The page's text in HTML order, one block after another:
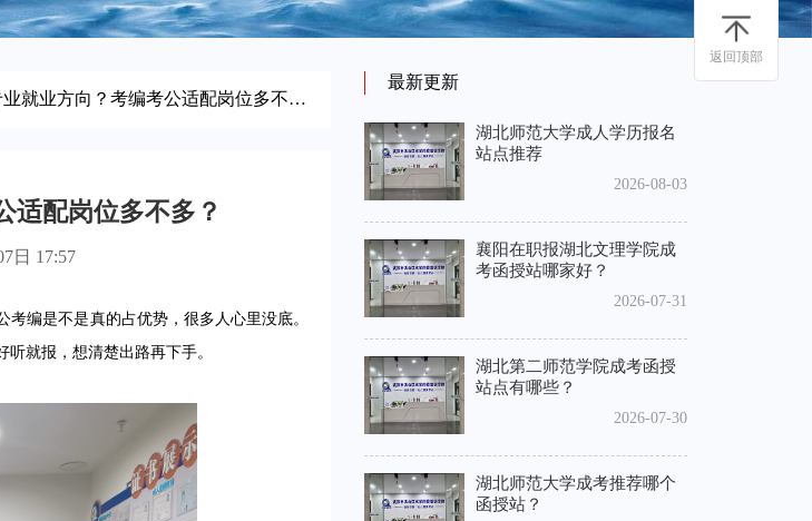
业方向？考编考公适配岗位多不多？
适配岗位多不多？
日 17:57
编是不是真的占优势，很多人心里没底。
就报，想清楚出路再下手。
最新更新
湖北师范大学成人学历报名
站点推荐
2026-08-03
襄阳在职报湖北文理学院成
考函授站哪家好？
2026-07-31
湖北第二师范学院成考函授
站点有哪些？
2026-07-30
湖北师范大学成考推荐哪个
函授站？
返回顶部